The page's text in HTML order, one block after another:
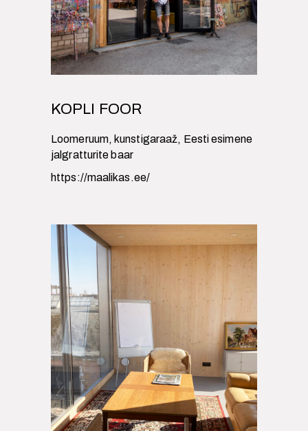
KOPLI FOOR
Loomeruum, kunstigaraaž, Eesti esimene
jalgratturite baar
https://maalikas.ee/